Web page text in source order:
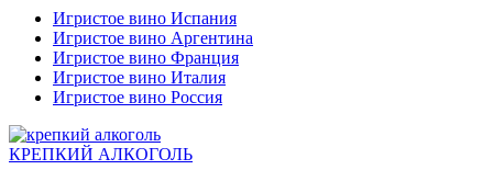
Игристое вино Испания
Игристое вино Аргентина
Игристое вино Франция
Игристое вино Италия
Игристое вино Россия
КРЕПКИЙ АЛКОГОЛЬ